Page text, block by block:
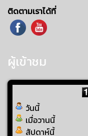
ติดตามเราได้ที่
ผู้เข้าชม
วันนี้
เมื่อวานนี้
สัปดาห์นี้